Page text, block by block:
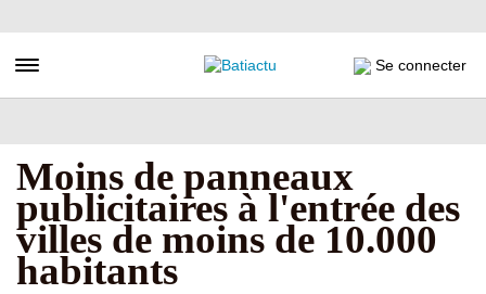
au
principal
Toggle navigation Se connecter
Moins de panneaux
publicitaires à l'entrée des
villes de moins de 10.000
habitants